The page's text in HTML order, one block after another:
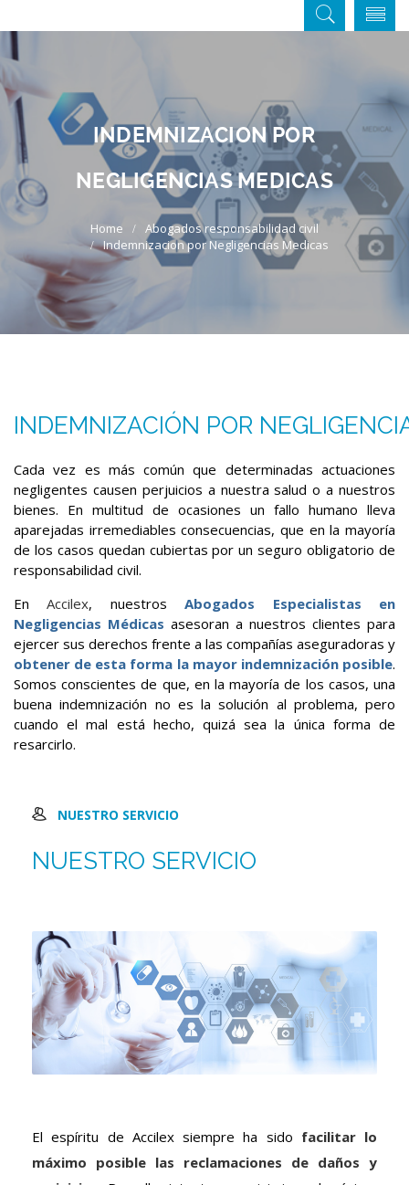
INDEMNIZACION POR
NEGLIGENCIAS MEDICAS
Abogados responsabilidad civil
Indemnizacion por Negligencias Medicas
INDEMNIZACIÓN POR
Cada vez es más común que determinadas actuaciones
negligentes causen perjuicios a nuestra salud o a nuestros
bienes. En multitud de ocasiones un fallo humano lleva
aparejadas irremediables consecuencias, que en la mayoría
de los casos quedan cubiertas por un seguro obligatorio de
responsabilidad civil.
EnAccilex, nuestrosAbogados Especialistas en
Negligencias Médicas asesoran a nuestros clientes para
ejercer sus derechos frente a las compañías aseguradoras y
obtener de esta forma la mayor indemnización posible.
Somos conscientes de que, en la mayoría de los casos, una
buena indemnización no es la solución al problema, pero
cuando el mal está hecho, quizá sea la única forma de
resarcirlo.
NUESTRO SERVICIO
NUESTRO SERVICIO
El espíritu de Accilex siempre ha sido facilitar lo
máximo posible las reclamaciones de daños y